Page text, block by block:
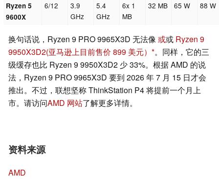
Ryzen 5
9600X
6/12
3.9
GHz
5.4
GHz
6x 1
MB
32 MB 65 W 88 W
换句话说，Ryzen 9 PRO 9965X3D 无法像 或或 Ryzen 9
9950X3D2(亚马逊上目前售价 899 美元）
。同样，它的三
级缓存也比 Ryzen 9 9950X3D2 少 33%。根据 AMD 的说
法，Ryzen 9 PRO 9965X3D 要到 2026 年 7 月 15 日才会
推出。不过，联想坚称 ThinkStation P4 将提前一个月上
市。请访问AMD 网站了解更多详情。
资料来源
AMD